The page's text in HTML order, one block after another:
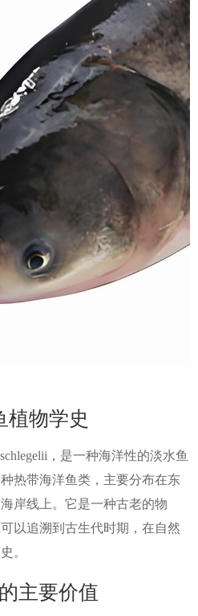
植物学史
，是一种海洋性的淡水鱼
热带海洋鱼类，主要分布在东
岸线上。它是一种古老的物
以追溯到古生代时期，在自然
。
主要价值